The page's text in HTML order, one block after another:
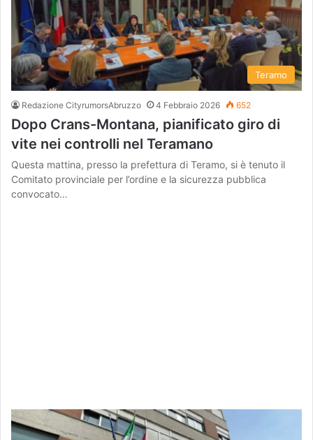
Teramo
Redazione CityrumorsAbruzzo 4 Febbraio 2026 652
Dopo Crans-Montana, pianificato giro di
vite nei controlli nel Teramano
Questa mattina, presso la prefettura di Teramo, si è tenuto il
Comitato provinciale per l’ordine e la sicurezza pubblica
convocato…